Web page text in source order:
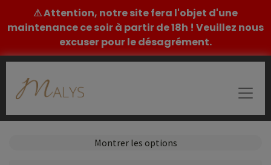
⚠ Attention, notre site fera l'objet d'une
maintenance ce soir à partir de 18h ! Veuillez nous
excuser pour le désagrément.
Montrer les options